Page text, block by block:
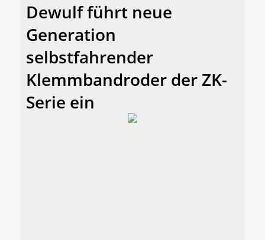
Dewulf führt neue
Generation
selbstfahrender
Klemmbandroder der ZK-
Serie ein